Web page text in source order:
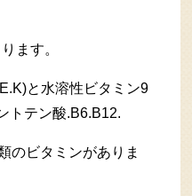
ます。
と水溶性ビタミン9
トテン酸.B6.B12.
のビタミンがありま